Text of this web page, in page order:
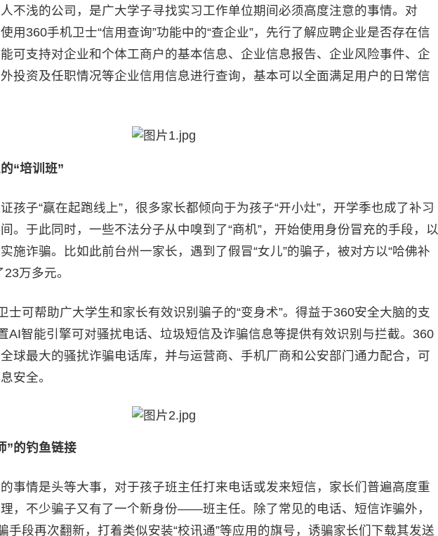
浅的公司，是广大学子寻找实习工作单位期间必须高度注意的事情。对
用360手机卫士“信用查询”功能中的“查企业”，先行了解应聘企业是否存在信
可支持对企业和个体工商户的基本信息、企业信息报告、企业风险事件、企
投资及任职情况等企业信用信息进行查询，基本可以全面满足用户的日常信
“培训班”
子“赢在起跑线上”，很多家长都倾向于为孩子“开小灶”，开学季也成了补习
。于此同时，一些不法分子从中嗅到了“商机”，开始使用身份冒充的手段，以
施诈骗。比如此前台州一家长，遇到了假冒“女儿”的骗子，被对方以“哈佛补
万多元。
可帮助广大学生和家长有效识别骗子的“变身术”。得益于360安全大脑的支
AI智能引擎可对骚扰电话、垃圾短信及诈骗信息等提供有效识别与拦截。360
球最大的骚扰诈骗电话库，并与运营商、手机厂商和公安部门通力配合，可
安全。
”的钓鱼链接
情是头等大事，对于孩子班主任打来电话或发来短信，家长们普遍高度重
，不少骗子又有了一个新身份——班主任。除了常见的电话、短信诈骗外，
手段再次翻新，打着类似安装“校讯通”等应用的旗号，诱骗家长们下载其发送